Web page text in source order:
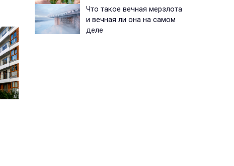
Что такое вечная мерзлота
и вечная ли она на самом
деле